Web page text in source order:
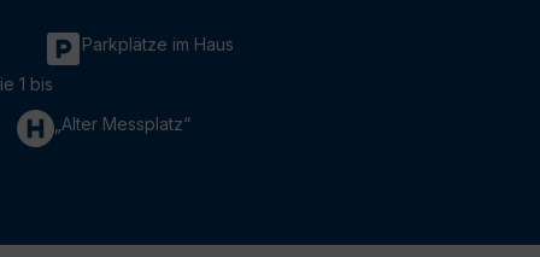
Parkplätze im Haus
1 bis
„Alter Messplatz“